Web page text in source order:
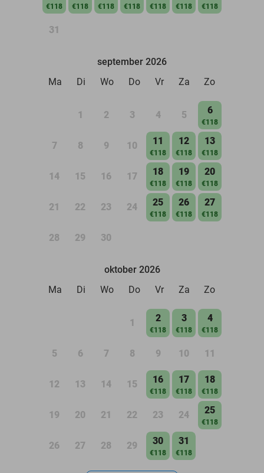
€118 €118 €118 €118 €118 €118 €118
31
september 2026
Ma
Di Wo Do Vr Za Zo
1 2 3 4 5 6
€118
7 8 9 10 11
€118
12
€118
13
€118
14 15 16 17 18
€118
19
€118
20
€118
21 22 23 24 25
€118
26
€118
27
€118
28 29 30
oktober 2026
Ma
Di Wo Do Vr Za Zo
1 2
€118
3
€118
4
€118
5 6 7 8 9 10 11
12 13 14 15 16
€118
17
€118
18
€118
19 20 21 22 23 24 25
€118
26 27 28 29 30
€118
31
€118